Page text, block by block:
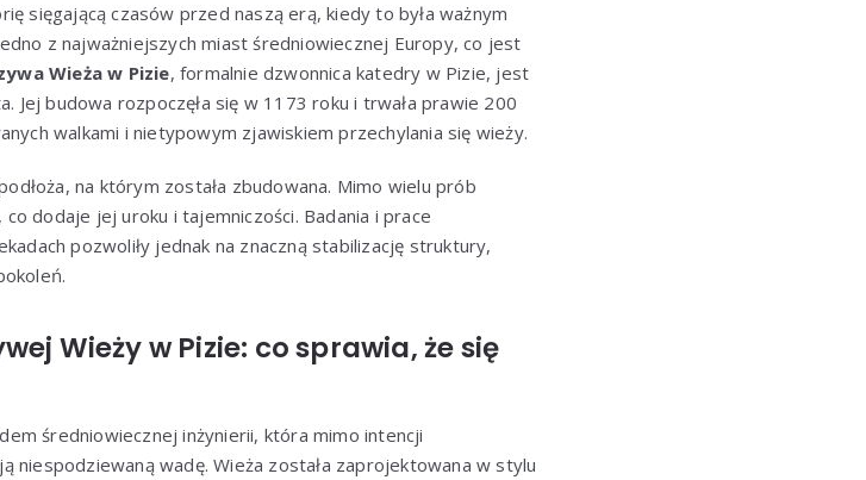
sięgającą czasów przed naszą erą, kiedy to była ważnym
z najważniejszych miast średniowiecznej Europy, co jest
Wieża w Pizie, formalnie dzwonnica katedry w Pizie, jest
budowa rozpoczęła się w 1173 roku i trwała prawie 200
walkami i nietypowym zjawiskiem przechylania się wieży.
na którym została zbudowana. Mimo wielu prób
dodaje jej uroku i tajemniczości. Badania i prace
pozwoliły jednak na znaczną stabilizację struktury,
Wieży w Pizie: co sprawia, że się
średniowiecznej inżynierii, która mimo intencji
niespodziewaną wadę. Wieża została zaprojektowana w stylu